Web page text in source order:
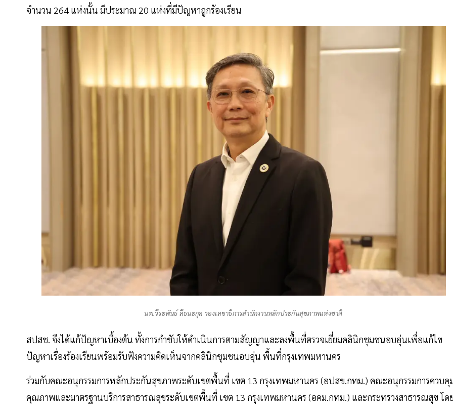
จำนวน 264 แห่งนั้น มีประมาณ 20 แห่งที่มีปัญหาถูกร้องเรียน
นพ.วีระพันธ์ ลีธนะกุล รองเลขาธิการสำนักงานหลักประกันสุขภาพแห่งชาติ
สปสช. จึงได้แก้ปัญหาเบื้องต้น ทั้งการกำชับให้ดำเนินการตามสัญญาและลงพื้นที่ตรวจเยี่ยมคลินิกชุมชนอบอุ่นเพื่อแก้ไข
ปัญหาเรื่องร้องเรียนพร้อมรับฟังความคิดเห็นจากคลินิกชุมชนอบอุ่น พื้นที่กรุงเทพมหานคร
ร่วมกับคณะอนุกรรมการหลักประกันสุขภาพระดับเขตพื้นที่ เขต 13 กรุงเทพมหานคร (อปสข.กทม.) คณะอนุกรรมการควบคุ
คุณภาพและมาตรฐานบริการสาธารณสุขระดับเขตพื้นที่ เขต 13 กรุงเทพมหานคร (อคม.กทม.) และกระทรวงสาธารณสุข โด